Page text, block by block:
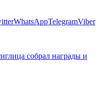
WhatsAppTelegramViber
собрал награды и